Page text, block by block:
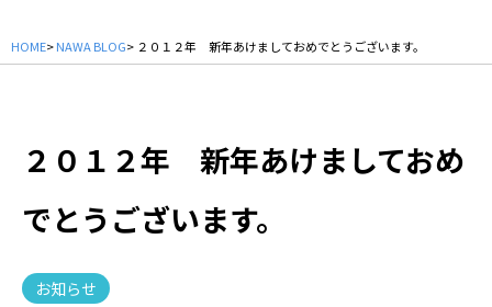
HOME>NAWA BLOG> ２０１２年 新年あけましておめでとうございます。
２０１２年 新年あけましておめ
でとうございます。
お知らせ